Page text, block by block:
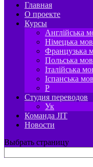
Главная
О проекте
Курсы
Англійська
Німецька
Французька
Польська
Італійська
Іспанська
P
Студия переводов
Ук
Команда JIT
Новости
Выбрать страницу